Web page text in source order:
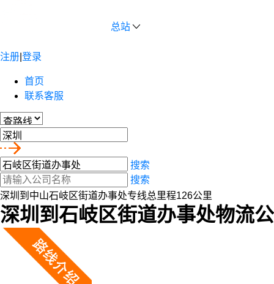
总站
注册 登录
首页
联系客服
搜索
搜索
深圳到中山石岐区街道办事处专线总里程126公里
深圳到石岐区街道办事处物流